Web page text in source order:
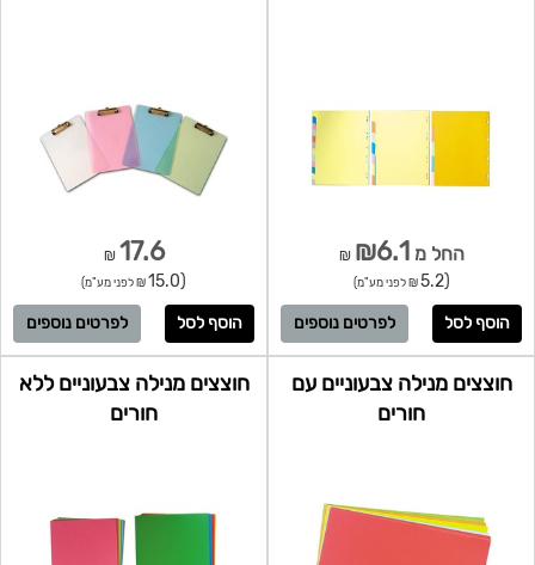
החל מ₪6.1
₪
(5.2 ₪ לפני מע"מ)
לפרטים נוספים
17.6
₪
(15.0 ₪ לפני מע"מ)
לפרטים נוספים
חוצצים מנילה צבעוניים עם
חורים
חוצצים מנילה צבעוניים ללא
חורים